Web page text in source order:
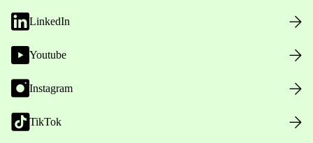
LinkedIn
Youtube
Instagram
TikTok